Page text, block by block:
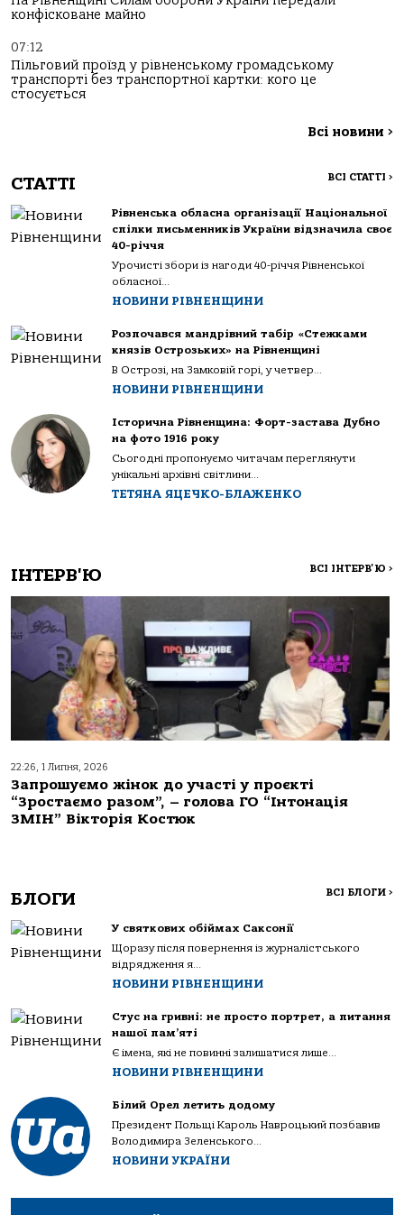
конфісковане майно
07:12
Пільговий проїзд у рівненському громадському
транспорті без транспортної картки: кого це
стосується
Всі новини >
СТАТТІ ВСІ СТАТТІ >
Рівненська обласна організації Національної
спілки письменників України відзначила своє
40-річчя
Урочисті збори із нагоди 40-річчя Рівненської
обласної...
НОВИНИ РІВНЕНЩИНИ
Розпочався мандрівний табір «Стежками
князів Острозьких» на Рівненщині
В Острозі, на Замковій горі, у четвер...
НОВИНИ РІВНЕНЩИНИ
Історична Рівненщина: Форт-застава Дубно
на фото 1916 року
Сьогодні пропонуємо читачам переглянути
унікальні архівні світлини...
ТЕТЯНА ЯЦЕЧКО-БЛАЖЕНКО
ІНТЕРВ'Ю ВСІ ІНТЕРВ'Ю >
22:26, 1 Липня, 2026
Запрошуємо жінок до участі у проєкті
“Зростаємо разом”, – голова ГО “Інтонація
ЗМІН” Вікторія Костюк
БЛОГИ ВСІ БЛОГИ >
У святкових обіймах Саксонії
Щоразу після повернення із журналістського
відрядження я...
НОВИНИ РІВНЕНЩИНИ
Стус на гривні: не просто портрет, а питання
нашої пам’яті
Є імена, які не повинні залишатися лише...
НОВИНИ РІВНЕНЩИНИ
Білий Орел летить додому
Президент Польщі Кароль Навроцький позбавив
Володимира Зеленського...
НОВИНИ УКРАЇНИ